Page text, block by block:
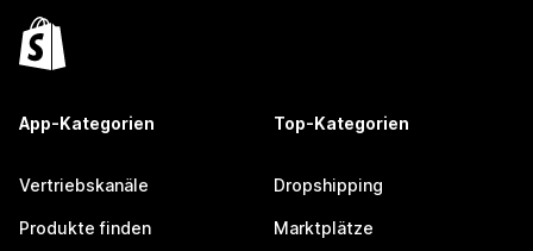
App-Kategorien
Vertriebskanäle
Produkte finden
Top-Kategorien
Dropshipping
Marktplätze